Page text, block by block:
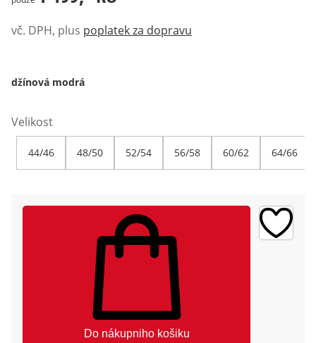
vč. DPH, plus poplatek za dopravu
džínová modrá
Velikost
44/46 48/50 52/54 56/58 60/62 64/66
Do nákupniho košiku